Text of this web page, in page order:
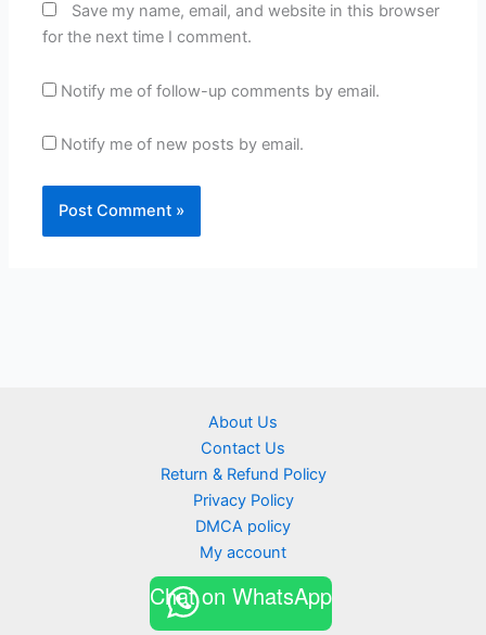
Save my name, email, and website in this browser
for the next time I comment.
Notify me of follow-up comments by email.
Notify me of new posts by email.
About Us
Contact Us
Return & Refund Policy
Privacy Policy
DMCA policy
My account
Chat on WhatsApp